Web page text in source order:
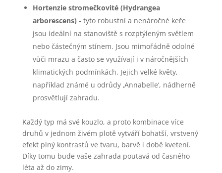
Hortenzie stromečkovité (Hydrangea
arborescens) - tyto robustní a nenáročné keře
jsou ideální na stanoviště s rozptýleným světlem
nebo částečným stínem. Jsou mimořádně odolné
vůči mrazu a často se využívají i v náročnějších
klimatických podmínkách. Jejich velké květy,
například známé u odrůdy ‚Annabelle‘, nádherně
prosvětlují zahradu.
Každý typ má své kouzlo, a proto kombinace více
druhů v jednom živém plotě vytváří bohatší, vrstvený
efekt plný kontrastů ve tvaru, barvě i době kvetení.
Díky tomu bude vaše zahrada poutavá od časného
léta až do zimy.